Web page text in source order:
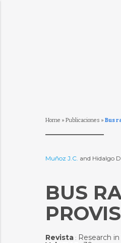
Home » Publicaciones » Bus
Muñoz J.C. and Hidalgo
BUS
Revista: Research